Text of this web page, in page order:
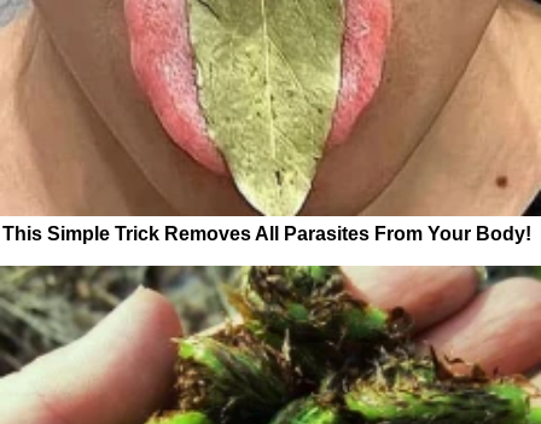
This Simple Trick Removes All Parasites From Your Body!